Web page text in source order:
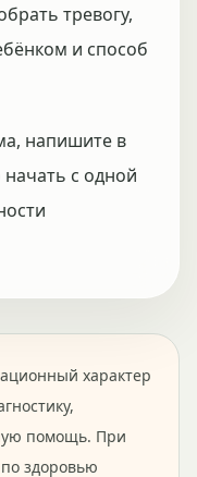
тревогу,
и способ
напишите в
с одной
характер
помощь. При
здоровью